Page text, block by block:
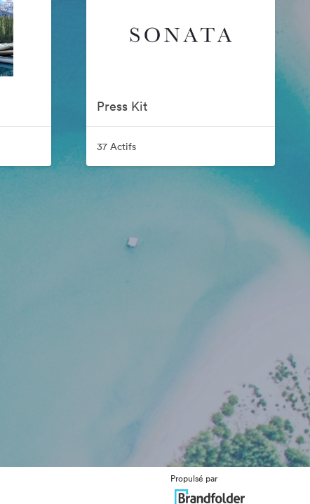
Press Kit
37 Actifs
Propulsé par